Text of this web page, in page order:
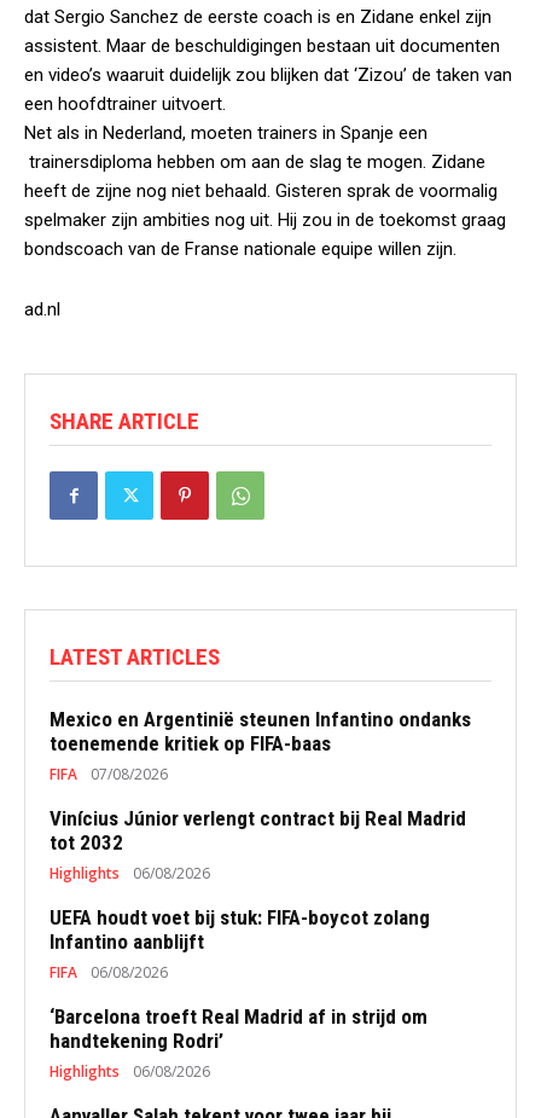
dat Sergio Sanchez de eerste coach is en Zidane enkel zijn
assistent. Maar de beschuldigingen bestaan uit documenten
en video’s waaruit duidelijk zou blijken dat ‘Zizou’ de taken van
een hoofdtrainer uitvoert.
Net als in Nederland, moeten trainers in Spanje een
trainersdiploma hebben om aan de slag te mogen. Zidane
heeft de zijne nog niet behaald. Gisteren sprak de voormalig
spelmaker zijn ambities nog uit. Hij zou in de toekomst graag
bondscoach van de Franse nationale equipe willen zijn.
ad.nl
SHARE ARTICLE
LATEST ARTICLES
Mexico en Argentinië steunen Infantino ondanks
toenemende kritiek op FIFA-baas
FIFA 07/08/2026
Vinícius Júnior verlengt contract bij Real Madrid
tot 2032
Highlights 06/08/2026
UEFA houdt voet bij stuk: FIFA-boycot zolang
Infantino aanblijft
FIFA 06/08/2026
‘Barcelona troeft Real Madrid af in strijd om
handtekening Rodri’
Highlights 06/08/2026